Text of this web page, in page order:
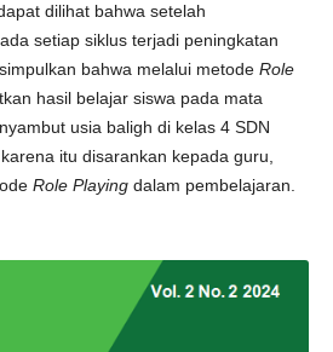
dilihat bahwa setelah
setiap siklus terjadi peningkatan
bahwa melalui metode Role
hasil belajar siswa pada mata
usia baligh di kelas 4 SDN
itu disarankan kepada guru,
Role Playingdalam pembelajaran.